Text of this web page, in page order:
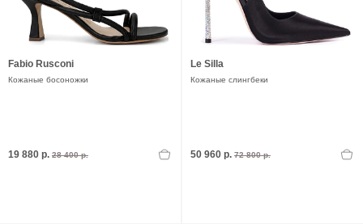
Fabio Rusconi
Кожаные босоножки
19 880 р. 28 400 р.
Le Silla
Кожаные слингбеки
50 960 р. 72 800 р.